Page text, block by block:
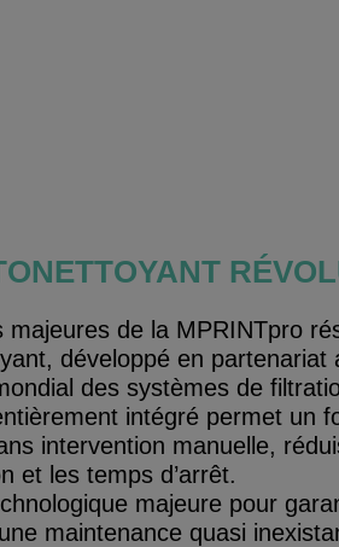
majeures de la MPRINTpro
développé en partenariat
des systèmes de
intégré permet un
intervention manuelle,
et les temps d’arrêt.
majeure pour
maintenance quasi